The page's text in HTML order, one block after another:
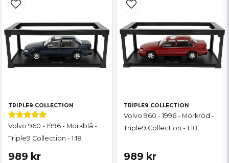
TRIPLE9 COLLECTION
Volvo 960 - 1996 - Mörkblå -
Triple9 Collection - 1:18
989 kr
TRIPLE9 COLLECTION
Volvo 960 - 1996 - Mörkröd -
Triple9 Collection - 1:18
989 kr